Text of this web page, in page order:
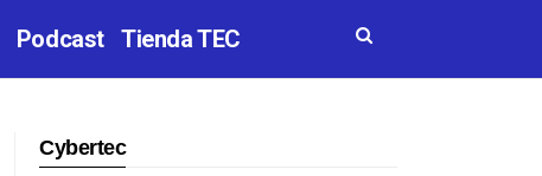
Podcast Tienda TEC
Cybertec